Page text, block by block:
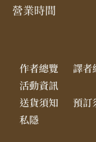
營業時間​
作者總覽
譯者
活動資訊
送貨須知
預訂
私隱